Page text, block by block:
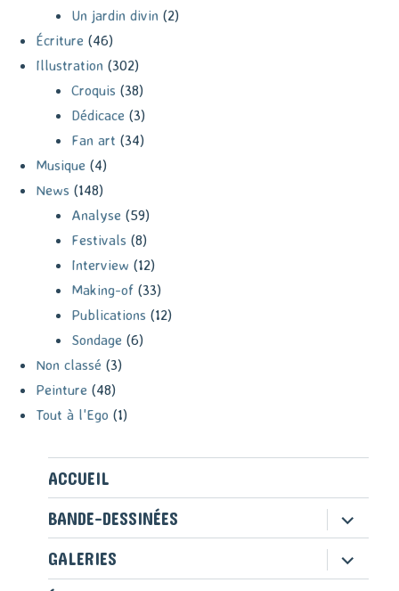
Un jardin divin (2)
Écriture (46)
Illustration (302)
Croquis (38)
Dédicace (3)
Fan art (34)
Musique (4)
News (148)
Analyse (59)
Festivals (8)
Interview (12)
Making-of (33)
Publications (12)
Sondage (6)
Non classé (3)
Peinture (48)
Tout à l'Ego (1)
ACCUEIL
BANDE-DESSINÉES
ouvrir
le
sous-
menu
GALERIES ouvrir
le